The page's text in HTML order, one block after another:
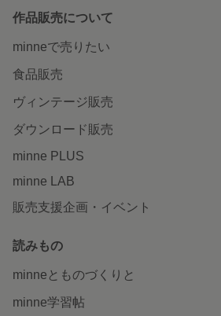
作品販売について
minneで売りたい
食品販売
ヴィンテージ販売
ダウンロード販売
minne PLUS
minne LAB
販売支援企画・イベント
読みもの
minneとものづくりと
minne学習帖